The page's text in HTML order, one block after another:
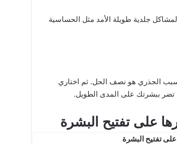
جلدية طويلة الأمد مثل الحساسية
الجذري هو نصف الحل. ثم اختاري
تضر ببشرتك على المدى الطويل.
على تفتيح البشرة
على تفتيح البشرة